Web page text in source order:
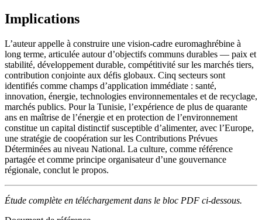
Implications
L’auteur appelle à construire une vision-cadre euromaghrébine à
long terme, articulée autour d’objectifs communs durables — paix et
stabilité, développement durable, compétitivité sur les marchés tiers,
contribution conjointe aux défis globaux. Cinq secteurs sont
identifiés comme champs d’application immédiate : santé,
innovation, énergie, technologies environnementales et de recyclage,
marchés publics. Pour la Tunisie, l’expérience de plus de quarante
ans en maîtrise de l’énergie et en protection de l’environnement
constitue un capital distinctif susceptible d’alimenter, avec l’Europe,
une stratégie de coopération sur les Contributions Prévues
Déterminées au niveau National. La culture, comme référence
partagée et comme principe organisateur d’une gouvernance
régionale, conclut le propos.
Étude complète en téléchargement dans le bloc PDF ci-dessous.